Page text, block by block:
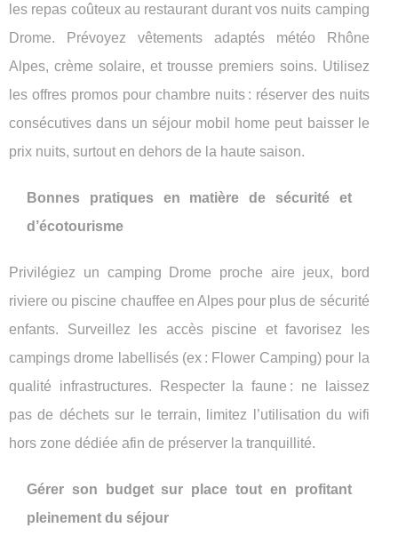
les repas coûteux au restaurant durant vos nuits camping
Drome. Prévoyez vêtements adaptés météo Rhône
Alpes, crème solaire, et trousse premiers soins. Utilisez
les offres promos pour chambre nuits : réserver des nuits
consécutives dans un séjour mobil home peut baisser le
prix nuits, surtout en dehors de la haute saison.
Bonnes pratiques en matière de sécurité et
d’écotourisme
Privilégiez un camping Drome proche aire jeux, bord
riviere ou piscine chauffee en Alpes pour plus de sécurité
enfants. Surveillez les accès piscine et favorisez les
campings drome labellisés (ex : Flower Camping) pour la
qualité infrastructures. Respecter la faune : ne laissez
pas de déchets sur le terrain, limitez l’utilisation du wifi
hors zone dédiée afin de préserver la tranquillité.
Gérer son budget sur place tout en profitant
pleinement du séjour